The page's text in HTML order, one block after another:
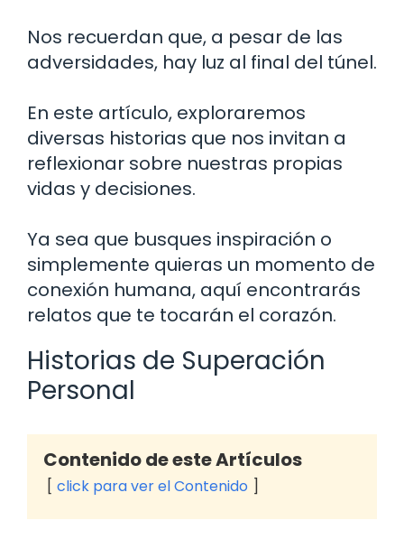
Nos recuerdan que, a pesar de las
adversidades, hay luz al final del túnel.
En este artículo, exploraremos
diversas historias que nos invitan a
reflexionar sobre nuestras propias
vidas y decisiones.
Ya sea que busques inspiración o
simplemente quieras un momento de
conexión humana, aquí encontrarás
relatos que te tocarán el corazón.
Historias de Superación
Personal
Contenido de este Artículos
click para ver el Contenido